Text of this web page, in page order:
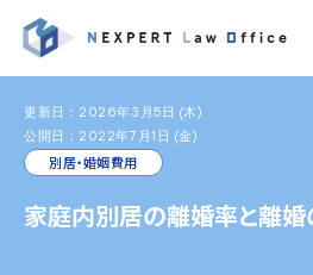
更新日：2026年3月5日 (木)
公開日：2022年7月1日 (金)
別居・婚姻費用
家庭内別居の離婚率と離婚